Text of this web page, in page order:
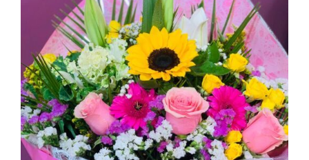
AÑADIR AL CARRITO
/
DETALLES